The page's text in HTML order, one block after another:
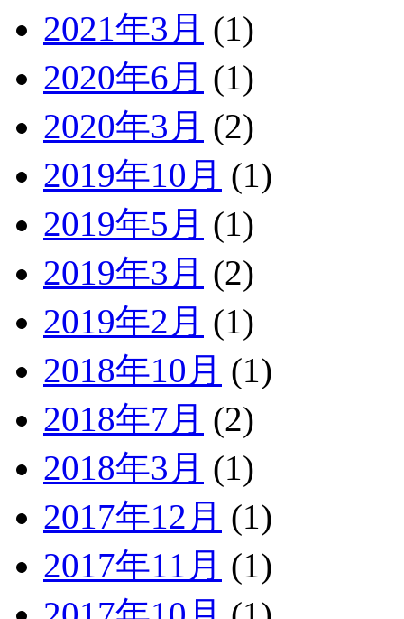
2021年3月 (1)
2020年6月 (1)
2020年3月 (2)
2019年10月 (1)
2019年5月 (1)
2019年3月 (2)
2019年2月 (1)
2018年10月 (1)
2018年7月 (2)
2018年3月 (1)
2017年12月 (1)
2017年11月 (1)